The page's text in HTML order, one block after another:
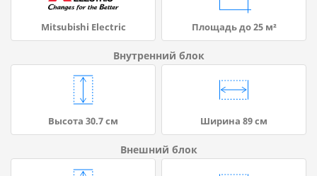
Mitsubishi Electric Площадь до 25 м²
Внутренний блок
Высота 30.7 см Ширина 89 см
Внешний блок